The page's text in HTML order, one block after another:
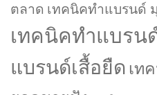
ตลาด เทคนิคทำแบรนด์
เทคนิคทำแบรน
แบรนด์เสื้อยืด เท